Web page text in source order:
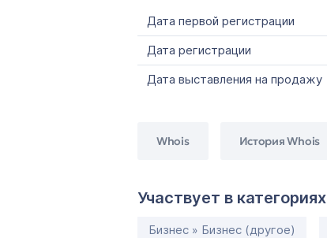
Дата первой регистрации
Дата регистрации
Дата выставления на продажу
Whois История Whois
Участвует в категориях
Бизнес » Бизнес (другое)